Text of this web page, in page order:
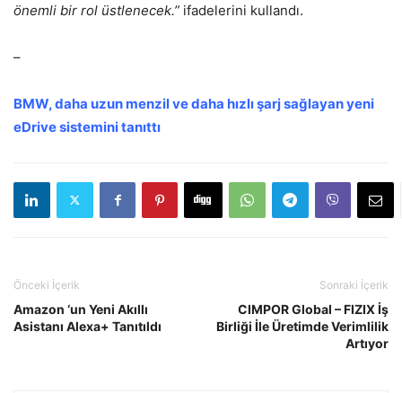
önemli bir rol üstlenecek.” ifadelerini kullandı.
–
BMW, daha uzun menzil ve daha hızlı şarj sağlayan yeni
eDrive sistemini tanıttı
Önceki İçerik
Amazon ‘un Yeni Akıllı
Asistanı Alexa+ Tanıtıldı
Sonraki İçerik
CIMPOR Global – FIZIX İş
Birliği İle Üretimde Verimlilik
Artıyor